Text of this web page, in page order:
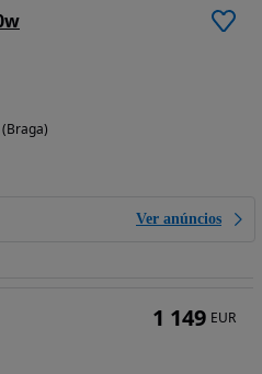
Ver anúncios
1 149 EUR